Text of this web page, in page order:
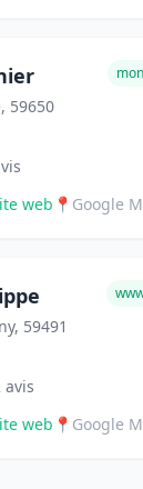
59650
web 📍 Google
59491
avis
web 📍 Google